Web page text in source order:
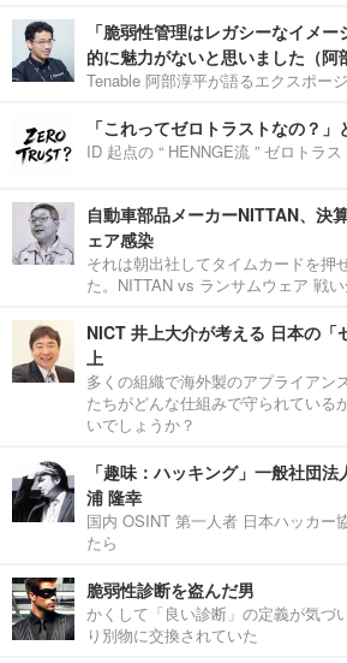
「脆弱性管理はレガシーなイメ
的に魅力がないと思いました（阿
Tenable 阿部淳平が語るエクスポー
「これってゼロトラストなの？
ID 起点の “ HENNGE流 ” ゼロトラ
自動車部品メーカーNITTAN、決
ェア感染
それは朝出社してタイムカードを押
た。NITTAN vs ランサムウェア 戦
NICT 井上大介が考える 日本の「
上
多くの組織で海外製のアプライアン
たちがどんな仕組みで守られている
いでしょうか？
「趣味：ハッキング」一般社団
浦 隆幸
国内 OSINT 第一人者 日本ハッカー
たら
脆弱性診断を盗んだ男
かくして「良い診断」の定義が気づ
り別物に交換されていた